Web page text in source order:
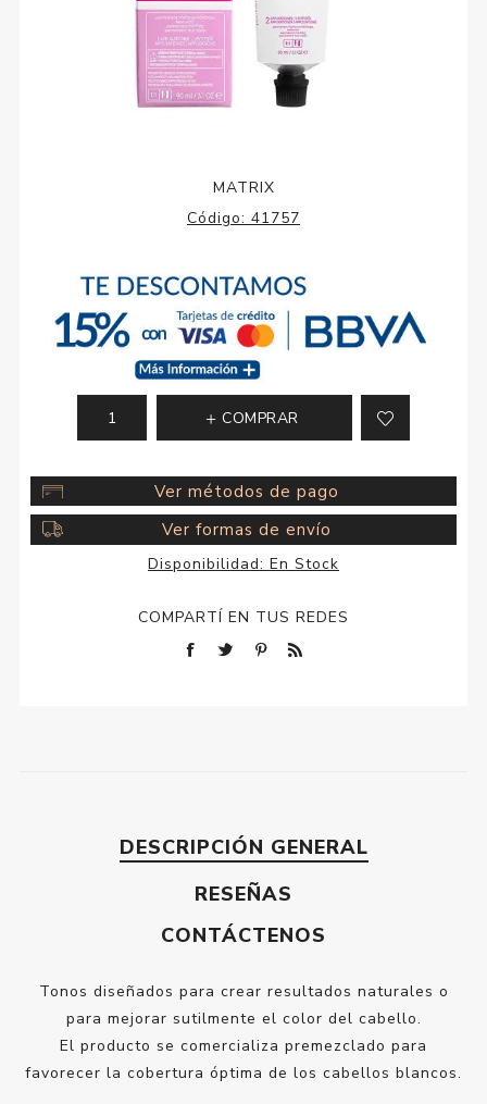
MATRIX
Código: 41757
COMPRAR
Ver métodos de pago
Ver formas de envío
Disponibilidad: En Stock
COMPARTÍ EN TUS REDES
DESCRIPCIÓN GENERAL
RESEÑAS
CONTÁCTENOS
Tonos diseñados para crear resultados naturales o
para mejorar sutilmente el color del cabello.
El producto se comercializa premezclado para
favorecer la cobertura óptima de los cabellos blancos.